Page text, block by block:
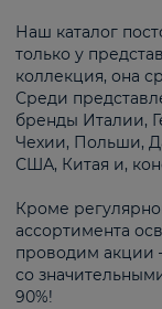
Наш каталог
только у
коллекция, она
Среди
бренды Италии,
Чехии, Польши,
США, Китая и,
Кроме
ассортимента
проводим акции
со
90%!